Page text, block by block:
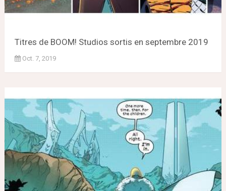
Titres de BOOM! Studios sortis en septembre 2019
Oct. 7, 2019